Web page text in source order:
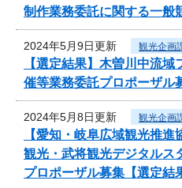
制作業務委託に関する一般
2024年5月9日更新 観光企画
【選定結果】木曽川中流
催等業務委託プロポーザル
2024年5月8日更新 観光企画
【愛知・岐阜広域観光推
観光・武将観光デジタルス
プロポーザル募集【選定結